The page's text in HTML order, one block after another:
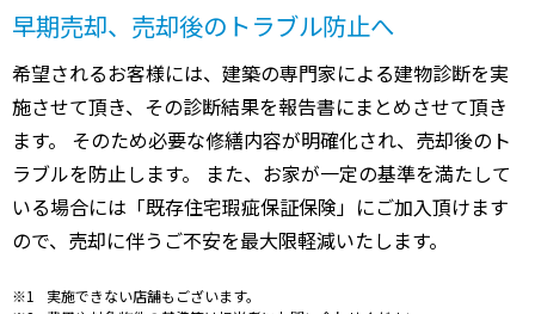
早期売却、売却後のトラブル防止へ
希望されるお客様には、建築の専門家による建物診断を実
施させて頂き、その診断結果を報告書にまとめさせて頂き
ます。 そのため必要な修繕内容が明確化され、売却後のト
ラブルを防止します。 また、お家が一定の基準を満たして
いる場合には「既存住宅瑕疵保証保険」にご加入頂けます
ので、売却に伴うご不安を最大限軽減いたします。
実施できない店舗もございます。